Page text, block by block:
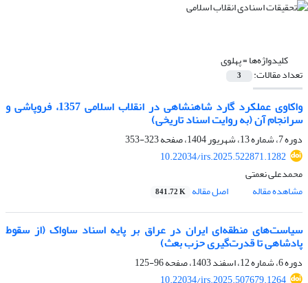
کلیدواژه‌ها =پهلوی
تعداد مقالات: 3
واکاوی عملکرد گارد شاهنشاهی در انقلاب اسلامی 1357، فروپاشی و
سرانجام آن (به روایت اسناد تاریخی)
دوره 7، شماره 13، شهریور 1404، صفحه
323-353
10.22034/irs.2025.522871.1282
محمدعلی نعمتی
مشاهده مقاله
اصل مقاله 841.72 K
سیاست‌های منطقه‌ای ایران در عراق بر پایه اسناد ساواک (از سقوط
پادشاهی تا قدرت‌گیری حزب بعث)
دوره 6، شماره 12، اسفند 1403، صفحه
96-125